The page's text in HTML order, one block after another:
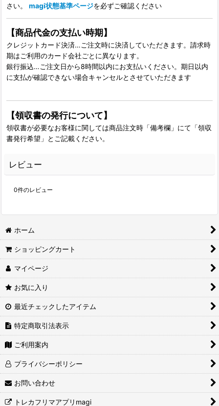
さい。 magi状態基準ページを必ずご確認ください
【商品代金の支払い時期】
クレジットカード決済…ご注文時に決済していただきます。請求時
期はご利用のカード会社ごとに異なります。
銀行振込…ご注文日から8時間以内にお支払いください。期日以内
に支払が確認できない場合キャンセルとさせていただきます
【領収書の発行について】
領収書が必要なお客様に関しては商品注文時「備考欄」にて「領収
書発行希望」とご記載ください。
レビュー
0件のレビュー
ホーム
ショッピングカート
マイページ
お気に入り
最近チェックしたアイテム
特定商取引法表示
ご利用案内
プライバシーポリシー
お問い合わせ
トレカフリマアプリmagi